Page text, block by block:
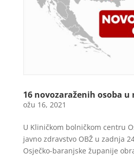
16 novozaraženih osoba
ožu 16, 2021
U Kliničkom bolničkom centru
javno zdravstvo OBŽ u zadnja
Osječko-baranjske županije